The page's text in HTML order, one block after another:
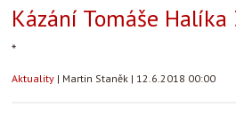
Kázání Tomáše Halíka
*
Aktuality | Martin Staněk | 12.6.2018 00:00